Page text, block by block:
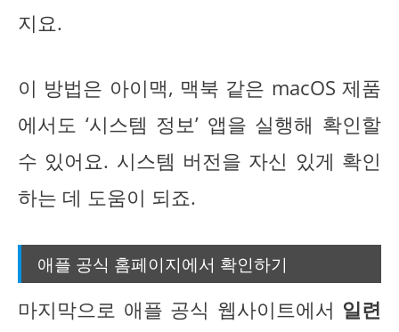
지요.
이 방법은 아이맥, 맥북 같은 macOS 제품
에서도 ‘시스템 정보’ 앱을 실행해 확인할
수 있어요. 시스템 버전을 자신 있게 확인
하는 데 도움이 되죠.
애플 공식 홈페이지에서 확인하기
마지막으로 애플 공식 웹사이트에서 일련